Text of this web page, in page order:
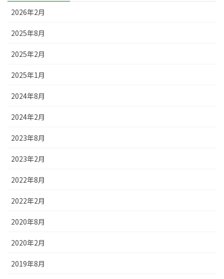
2026年2月
2025年8月
2025年2月
2025年1月
2024年8月
2024年2月
2023年8月
2023年2月
2022年8月
2022年2月
2020年8月
2020年2月
2019年8月